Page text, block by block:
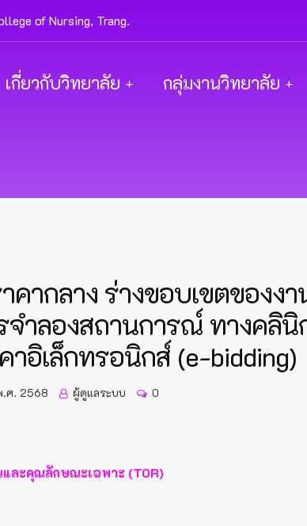
of Nursing, Trang.
เกี่ยวกับวิทยาลัย กลุ่มงานวิทยาลัย
คากลาง ร่างขอบเขตของง
ำลองสถานการณ์ ทางคลิ
าอิเล็กทรอนิกส์ (e-bidding)
.ศ. 2568 ผู้ดูแลระบบ 0
ละคุณลักษณะเฉพาะ (TOR)